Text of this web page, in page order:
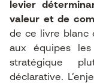
levier
valeur et de
de ce livre blanc
aux équipes
stratégique
déclarative.